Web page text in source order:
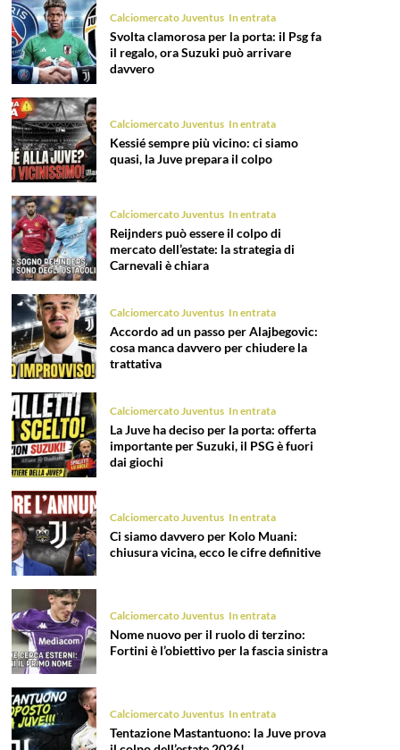
Calciomercato Juventus In entrata
Svolta clamorosa per la porta: il Psg fa
il regalo, ora Suzuki può arrivare
davvero
Calciomercato Juventus In entrata
Kessié sempre più vicino: ci siamo
quasi, la Juve prepara il colpo
Calciomercato Juventus In entrata
Reijnders può essere il colpo di
mercato dell’estate: la strategia di
Carnevali è chiara
Calciomercato Juventus In entrata
Accordo ad un passo per Alajbegovic:
cosa manca davvero per chiudere la
trattativa
Calciomercato Juventus In entrata
La Juve ha deciso per la porta: offerta
importante per Suzuki, il PSG è fuori
dai giochi
Calciomercato Juventus In entrata
Ci siamo davvero per Kolo Muani:
chiusura vicina, ecco le cifre definitive
Calciomercato Juventus In entrata
Nome nuovo per il ruolo di terzino:
Fortini è l’obiettivo per la fascia sinistra
Calciomercato Juventus In entrata
Tentazione Mastantuono: la Juve prova